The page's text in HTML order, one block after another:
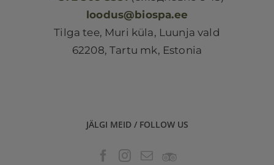
loodus@biospa.ee
Tilga tee, Muri küla, Luunja vald
62208, Tartu mk, Estonia
JÄLGI MEID / FOLLOW US